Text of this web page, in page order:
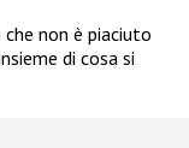
non è piaciuto
di cosa si